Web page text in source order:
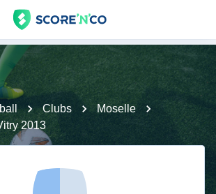
Clubs
Moselle
2013